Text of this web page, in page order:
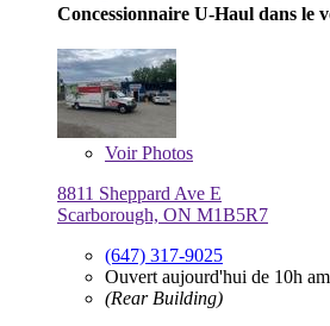
Concessionnaire U-Haul dans le
VoirPhotos
8811 Sheppard Ave E
Scarborough, ON M1B5R7
(647) 317-9025
Ouvert aujourd'hui de 10h
(Rear Building)